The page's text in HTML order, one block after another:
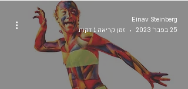
Einav Steinberg
25 בפבר׳ 2023
זמן קריאה 1 דקות